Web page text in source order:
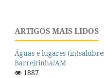
ARTIGOS MAIS LIDOS
Águas e lugares
Barreirinha/AM
1887